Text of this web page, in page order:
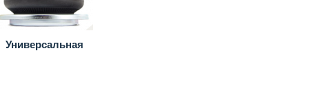
Универсальная